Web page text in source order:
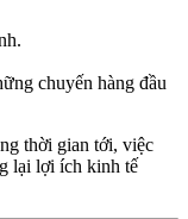
chuyến hàng đầu
thời gian tới, việc
lại lợi ích kinh tế